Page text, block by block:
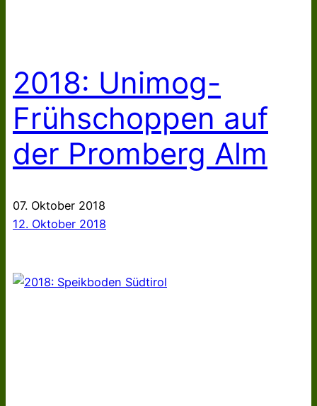
2018: Unimog-
Frühschoppen auf
der Promberg Alm
07. Oktober 2018
12. Oktober 2018